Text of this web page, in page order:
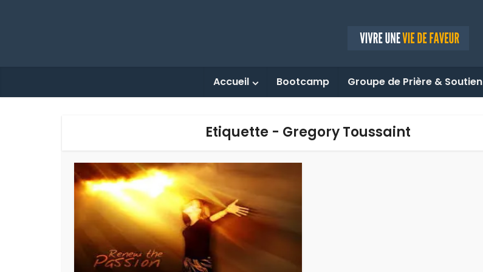
Accueil Bootcamp Groupe de Prière & Soutien
Etiquette - Gregory Toussaint